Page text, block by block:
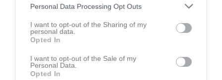
Personal Data Processing Opt Outs
I want to opt-out of the Sharing of my
personal data.
Opted In
I want to opt-out of the Sale of my
Personal Data.
Opted In
Gratis såklart.
/ Anna-Carin, Mios mamma. 070-3637983
Rapportera
Hallå! På sista inomhusträningen så glömde William sin
gympapåse med röd/svarta nike skor och vattenflaska. Är